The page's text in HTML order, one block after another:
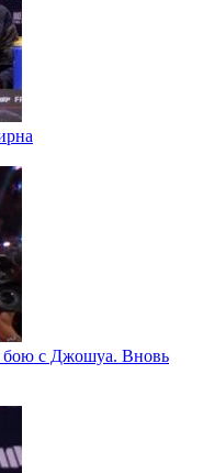
бою с Джошуа. Вновь